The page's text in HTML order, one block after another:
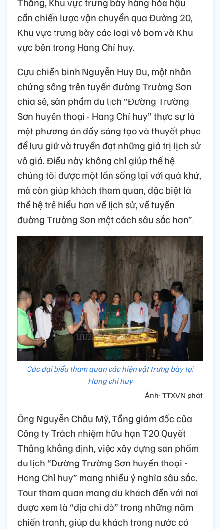
cần chiến lược vận chuyển qua Đường 20,
Khu vực trưng bày các loại vỏ bom và Khu
vực bên trong Hang Chỉ huy.
Cựu chiến binh Nguyễn Huy Du, một nhân
chứng sống trên tuyến đường Trường Sơn
chia sẻ, sản phẩm du lịch “Đường Trường
Sơn huyền thoại - Hang Chỉ huy” thực sự là
một phương án đầy sáng tạo và thuyết phục
để lưu giữ và truyền đạt những giá trị lịch sử
vô giá. Điều này không chỉ giúp thế hệ
chúng tôi được một lần sống lại với quá khứ,
mà còn giúp khách tham quan, đặc biệt là
thế hệ trẻ hiểu hơn về lịch sử, về tuyến
đường Trường Sơn một cách sâu sắc hơn”.
Các đại biểu tham quan các hiện vật trưng bày tại
Hang chỉ huy
Ảnh: TTXVN phát
Ông Nguyễn Châu Mỹ, Tổng giám đốc của
Công ty Trách nhiệm hữu hạn T20 Quyết
Thắng khẳng định, việc xây dựng sản phẩm
du lịch “Đường Trường Sơn huyền thoại -
Hang Chỉ huy” mang nhiều ý nghĩa sâu sắc.
Tour tham quan mang du khách đến với nơi
được xem là “địa chỉ đỏ” trong những năm
chiến tranh, giúp du khách trong nước có